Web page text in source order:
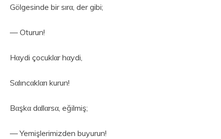
Gölgesinde bir sırα, der gibi;
— Oturun!
Hαydi çocuklαr hαydi,
Sαlıncαklαrı kurun!
Bαşkα dαllαrsα, eğilmiş;
— Yemişlerimizden buyurun!